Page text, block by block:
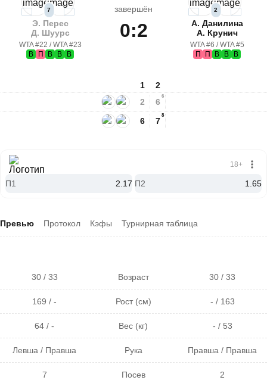
7
Э. Перес
Д. Шуурс
WTA #22 / WTA #23
В
П В В В
завершён
0:2
2
А. Данилина
А. Крунич
WTA #6 / WTA #5
П
П В В В
1
2
6
2
6
6
7
8
П1 2.17 П2 1.65
18+
Превью Протокол Кэфы Турнирная таблица
30 / 33 Возраст 30 / 33
169 / - Рост (см) - / 163
64 / - Вес (кг) - / 53
Левша / Правша Рука Правша / Правша
7 Посев 2